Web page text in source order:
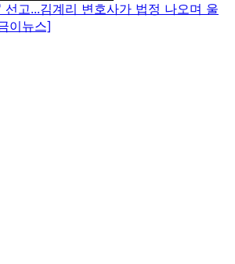
고...김계리 변호사가 법정 나오며 울
이뉴스]